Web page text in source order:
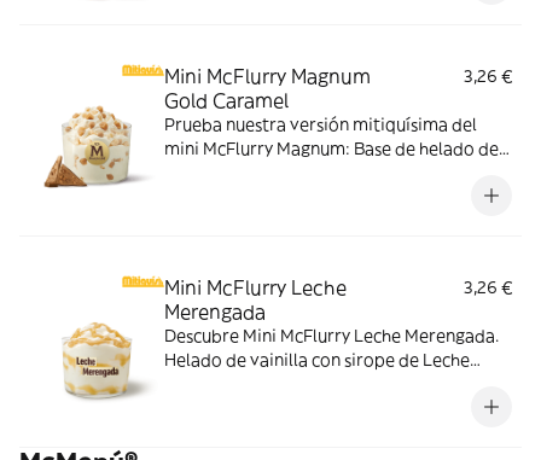
Mini McFlurry Magnum
Gold Caramel
3,26 €
Prueba nuestra versión mitiquísima del
mini McFlurry Magnum: Base de helado de
Topping triturado de galleta con perlas y
Mini McFlurry Leche
Merengada
3,26 €
Descubre Mini McFlurry Leche Merengada.
Helado de vainilla con sirope de Leche